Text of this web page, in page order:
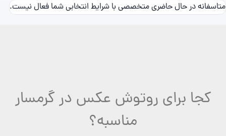
متاسفانه در حال حاضری متخصصی با شرایط انتخابی شما فعال نیست.
کجا برای روتوش عکس در گرمسار
مناسبه؟